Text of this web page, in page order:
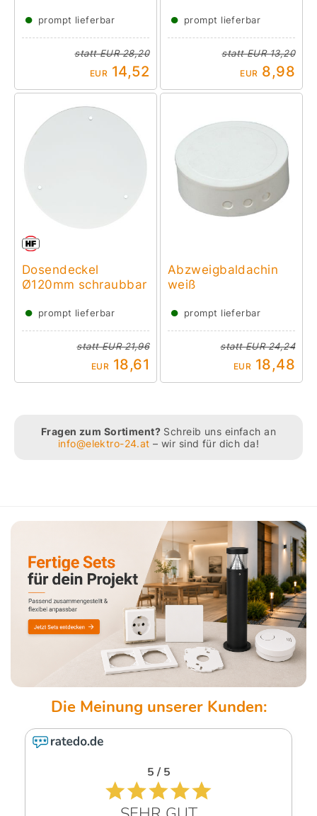
● prompt lieferbar
stattEUR 28,20
EUR 14,52
● prompt lieferbar
stattEUR 13,20
EUR 8,98
Dosendeckel
Ø120mm schraubbar
● prompt lieferbar
stattEUR 21,96
EUR 18,61
Abzweigbaldachin
weiß
● prompt lieferbar
stattEUR 24,24
EUR 18,48
Fragen zum Sortiment? Schreib uns einfach an
info@elektro-24.at – wir sind für dich da!
5 / 5